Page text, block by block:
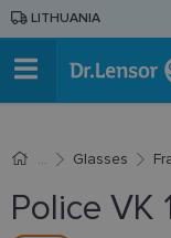
LITHUANIA
Glasses
Police VK